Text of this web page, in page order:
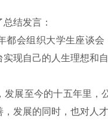
结发言：
会组织大学生座谈会
现自己的人生理想和自
展至今的十五年里，
发展的同时，也对人